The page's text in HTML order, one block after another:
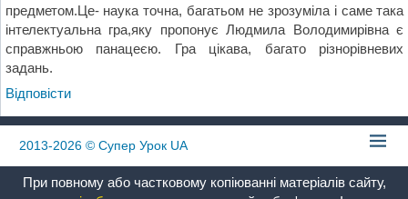
предметом.Це- наука точна, багатьом не зрозуміла і саме така
інтелектуальна гра,яку пропонує Людмила Володимирівна є
справжньою панацеєю. Гра цікава, багато різнорівневих
задань.
Відповіcти
2013-2026 © Супер Урок UA
При повному або частковому копіюванні матеріалів сайту,